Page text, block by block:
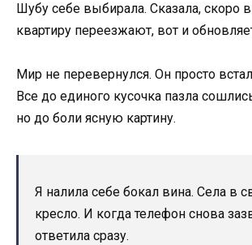
Шубу себе выбирала. Сказала, скоро
квартиру переезжают, вот и
Мир не перевернулся. Он просто
Все до единого кусочка пазла
но до боли ясную картину.
Я налила себе бокал вина. Села в
кресло. И когда телефон снова
ответила сразу.